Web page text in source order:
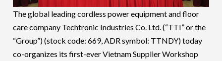
The global leading cordless power equipment and floor
care company Techtronic Industries Co. Ltd. (“TTI” or the
“Group”) (stock code: 669, ADR symbol: TTNDY) today
co-organizes its first-ever Vietnam Supplier Workshop